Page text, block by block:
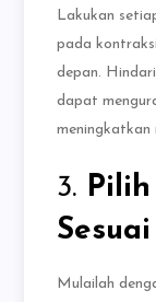
Lakukan
pada
depan.
dapat
meningkatkan
3.
Sesuai
Mulailah